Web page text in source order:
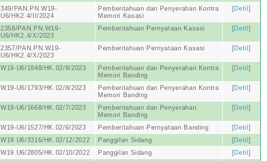
349/PAN.PN.W19-
U6/HK2.4/II/2024
Pemberitahuan dan Penyerahan Kontra
Memori Kasasi
[Detil ]
2358/PAN.PN.W19-
U6/HK2.4/X/2023
Pemberitahuan Pernyataan Kasasi [Detil ]
2357/PAN.PN.W19-
U6/HK2.4/X/2023
Pemberitahuan Pernyataan Kasasi [Detil ]
W19-U6/1848/HK.02/8/2023
Pemberitahuan dan Penyerahan Kontra
Memori Banding
[Detil ]
W19-U6/1793/HK.02/8/2023
Pemberitahuan dan Penyerahan Kontra
Memori Banding
[Detil ]
W19-U6/1668/HK.02/7/2023
Pemberitahuan dan Penyerahan
Memori Banding
[Detil ]
W19-U6/1527/HK.02/6/2023 Pemberitahuan Pernyataan Banding [Detil ]
W19.U6/3316/HK.02/12/2022 Panggilan Sidang [Detil ]
W19.U6/2805/HK.02/10/2022 Panggilan Sidang [Detil ]